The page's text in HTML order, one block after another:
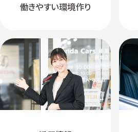
働きやすい環境作り